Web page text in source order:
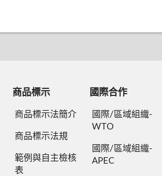
商品標示
商品標示法簡介
商品標示法規
範例與自主檢核
表
國際合作
國際/區域組織-
WTO
國際/區域組織-
APEC